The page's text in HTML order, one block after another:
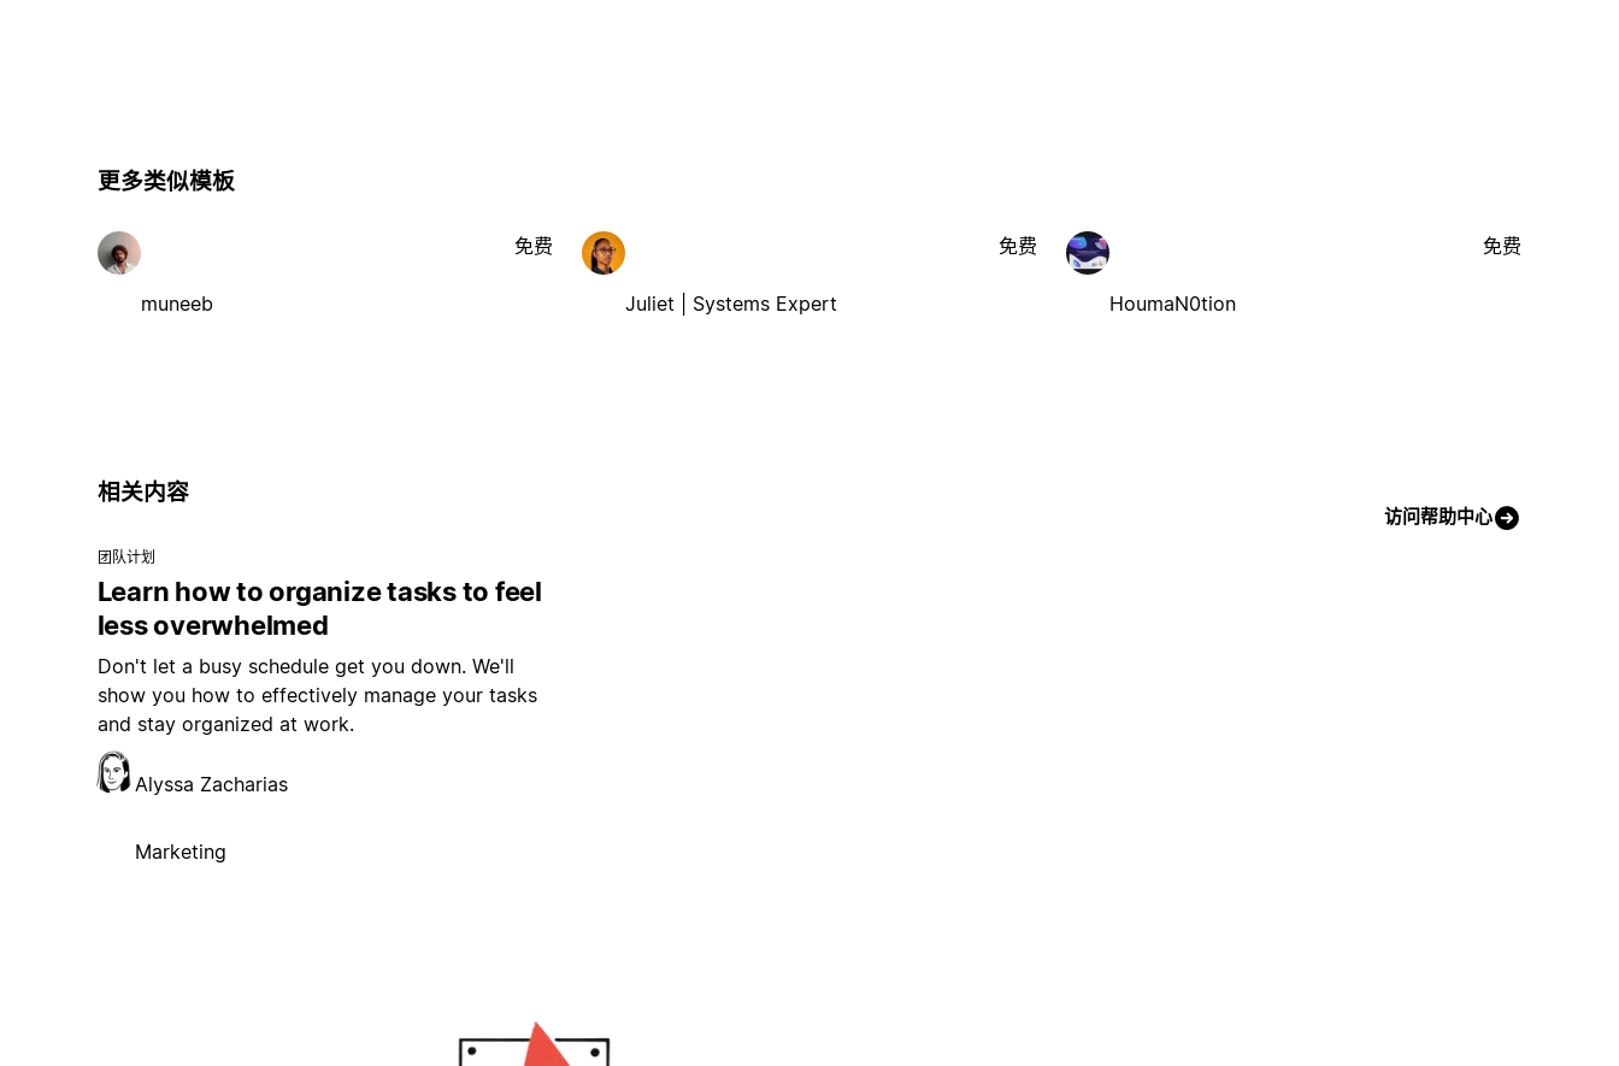
更多类似模板
muneeb
免费
Juliet | Systems Expert
免费
HoumaN0tion
免费
相关内容
访问帮助中心
团队计划
Learn how to organize tasks to feel
less overwhelmed
Don't let a busy schedule get you down. We'll
show you how to effectively manage your tasks
and stay organized at work.
Alyssa Zacharias
Marketing